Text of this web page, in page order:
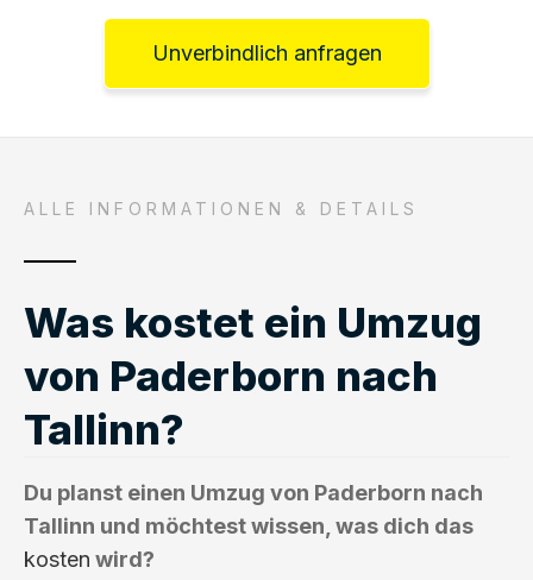
Unverbindlich anfragen
ALLE INFORMATIONEN & DETAILS
Was kostet ein Umzug
von Paderborn nach
Tallinn?
Du planst einen Umzug von Paderborn nach
Tallinn und möchtest wissen, was dich das
kosten wird?